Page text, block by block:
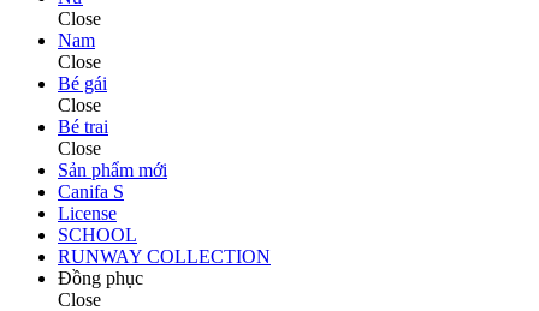
Close
Nam
Close
Bé gái
Close
Bé trai
Close
Sản phẩm mới
Canifa S
License
SCHOOL
RUNWAY COLLECTION
Đồng phục
Close